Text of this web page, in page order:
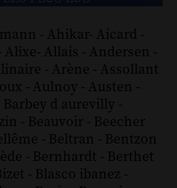
- Ahikar- Aicard -
Alixe- Allais - Andersen -
- Arène - Assollant
- Aulnoy - Austen -
Barbey d aurevilly -
- Beauvoir - Beecher
- Beltran - Bentzon
- Bernhardt - Berthet
- Blasco ibanez -